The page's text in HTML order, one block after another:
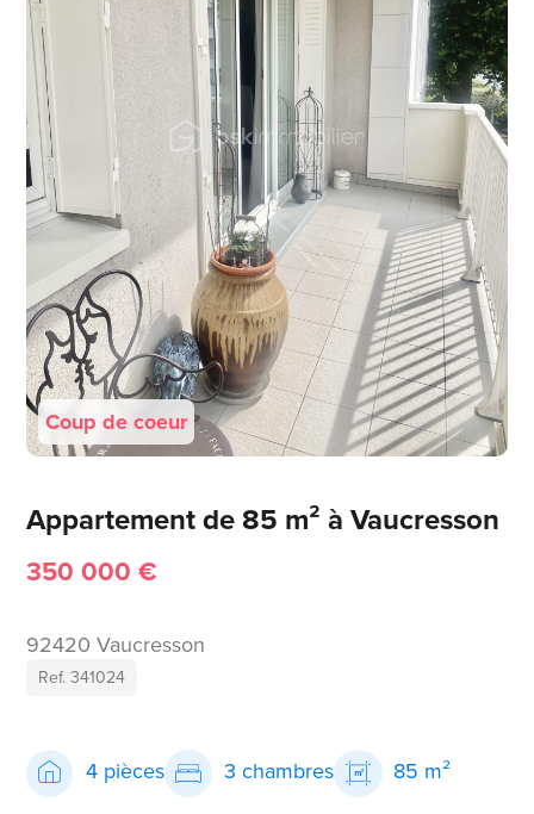
Coup de coeur
Appartement de 85 m² à Vaucresson
350 000 €
92420 Vaucresson
Ref. 341024
4 pièces 3 chambres 85 m²